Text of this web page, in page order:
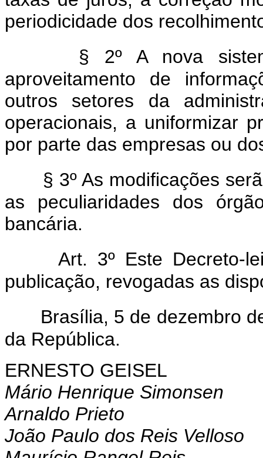
periodicidade dos
§ 2º A nova
aproveitamento de
outros setores da
operacionais, a uniformizar
por parte das empresas ou
§ 3º As modificações
as peculiaridades dos
bancária.
Art. 3º Este Decreto-
publicação, revogadas as
Brasília, 5 de dezembro
da República.
ERNESTO GEISEL
Mário Henrique Simonsen
Arnaldo Prieto
João Paulo dos Reis Velloso